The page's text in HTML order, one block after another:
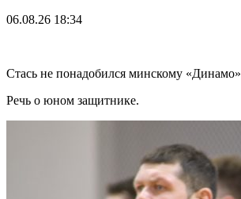
06.08.26 18:34
Стась не понадобился минскому «Динамо»
Речь о юном защитнике.